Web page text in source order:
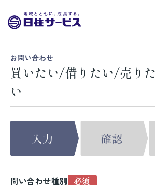
お問い合わせ
買いたい/借りたい/売り
い
問い合わせ種別